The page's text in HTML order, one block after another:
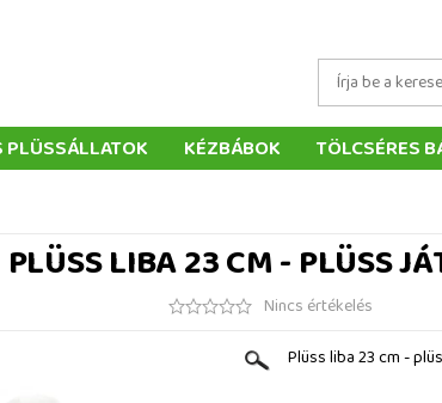
PLÜSSÁLLATOK KÉZBÁBOK TÖLCSÉRES
PLÜSS LIBA 23 CM - PLÜSS
Nincs értékelés
Plüss liba 23 cm -